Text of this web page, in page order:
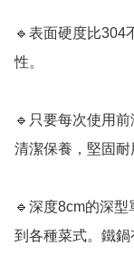
🔹表面硬度比304
性。
🔹只要每次使用
清潔保養，堅固耐
🔹深度8cm的深
到各種菜式。鐵